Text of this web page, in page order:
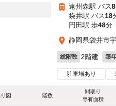
遠州森駅 バス8
袋井駅 バス18
円田駅 歩48分
静岡県袋井市
総階数 2階建 築
駐車場あり
図 階数
間取り
専有面積